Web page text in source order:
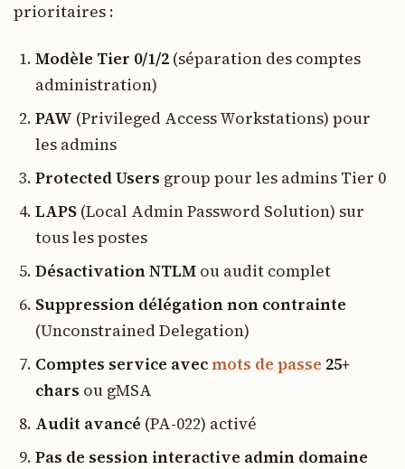
prioritaires :
Modèle Tier 0/1/2 (séparation des comptes
administration)
PAW (Privileged Access Workstations) pour
les admins
Protected Users group pour les admins Tier 0
LAPS (Local Admin Password Solution) sur
tous les postes
Désactivation NTLM ou audit complet
Suppression délégation non contrainte
(Unconstrained Delegation)
Comptes service avecmots de passe 25+
chars ou gMSA
Audit avancé (PA-022) activé
Pas de session interactive admin domaine